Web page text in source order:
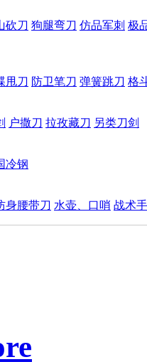
砍刀 狗腿弯刀 仿品军刺 极
甩刀 防卫笔刀 弹簧跳刀 格
户撒刀 拉孜藏刀 另类刀剑
冷钢
身腰带刀 水壶、口哨 战术